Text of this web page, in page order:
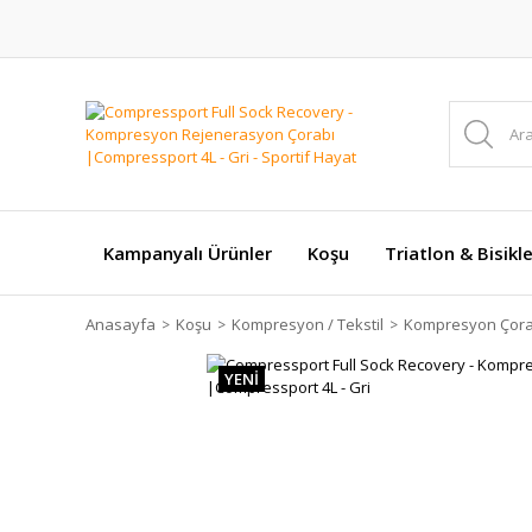
Kampanyalı Ürünler Koşu Triatlon &
Anasayfa Koşu Kompresyon / Tekstil Kompresyon
YENİ